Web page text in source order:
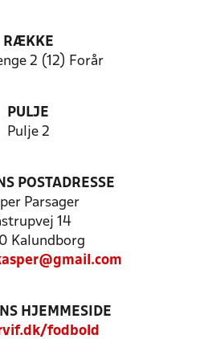
RÆKKE
2 (12) Forår
PULJE
Pulje 2
POSTADRESSE
Parsager
14
Kalundborg
HJEMMESIDE
fodbold